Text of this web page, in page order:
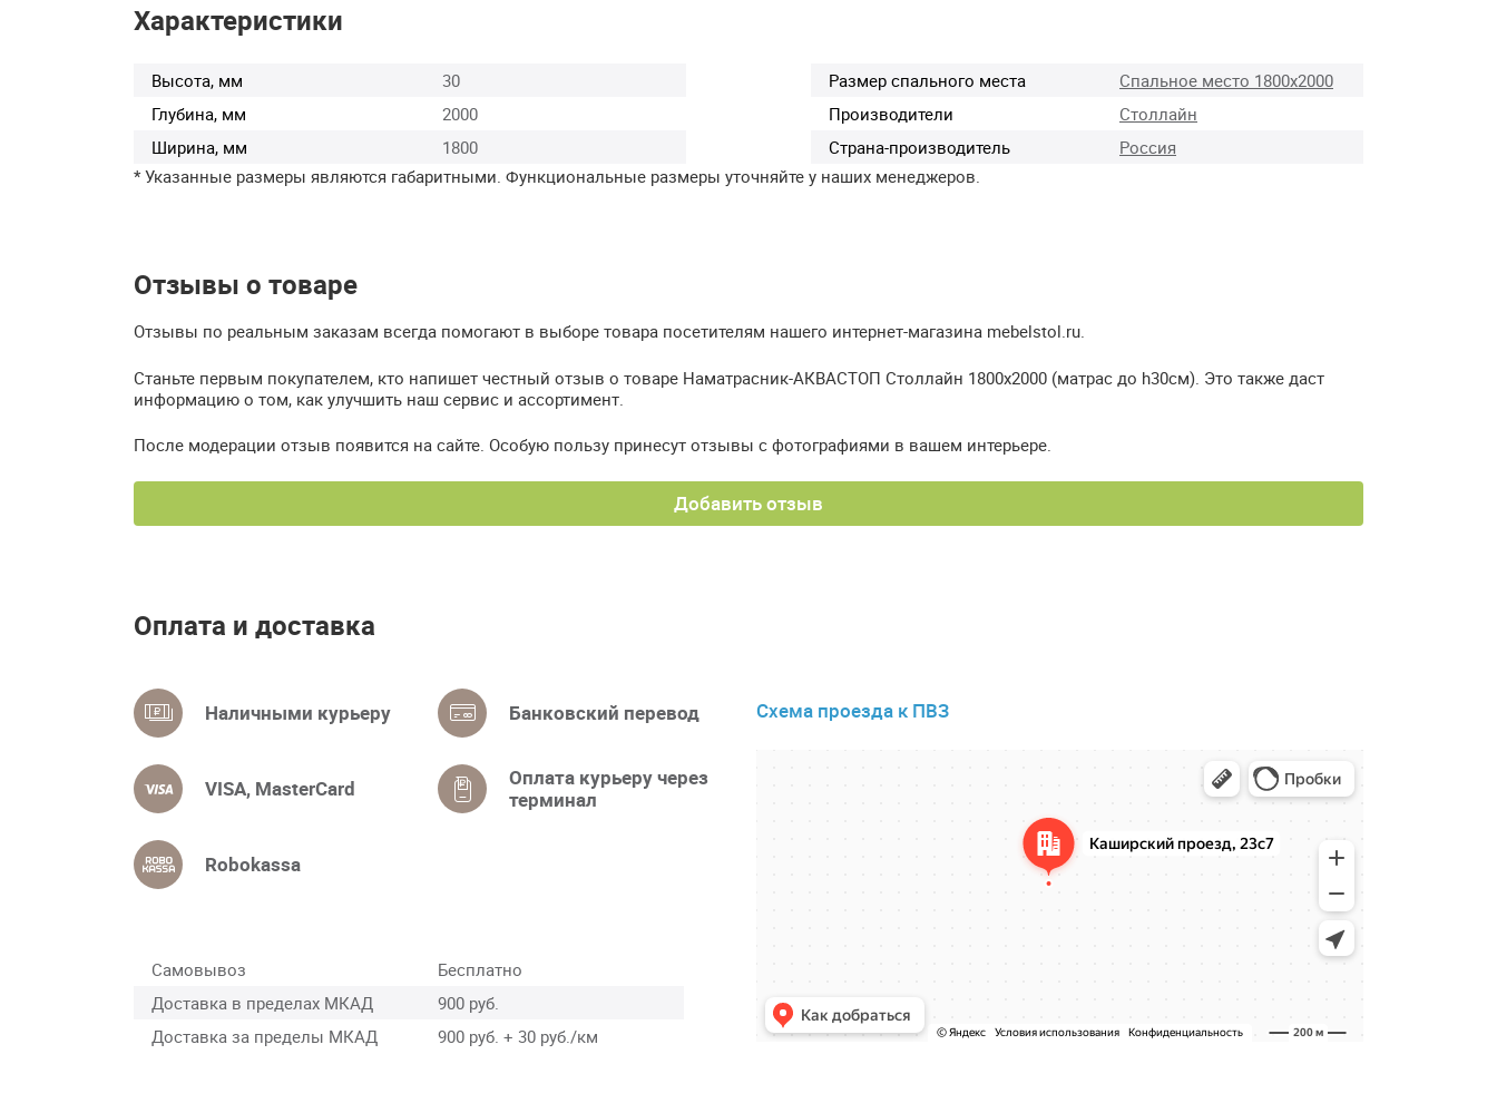
Характеристики
Высота, мм
30
Глубина, мм
2000
Ширина, мм
1800
Размер спального места
Спальное место 1800х2000
Производители
Столлайн
Страна-производитель
Россия
* Указанные размеры являются габаритными. Функциональные размеры уточняйте у наших менеджеров.
Отзывы о товаре
Отзывы по реальным заказам всегда помогают в выборе товара посетителям нашего интернет-магазина mebelstol.ru.
Станьте первым покупателем, кто напишет честный отзыв о товаре Наматрасник-АКВАСТОП Столлайн 1800х2000 (матрас до h30см). Это также даст
информацию о том, как улучшить наш сервис и ассортимент.
После модерации отзыв появится на сайте. Особую пользу принесут отзывы с фотографиями в вашем интерьере.
Добавить отзыв
Оплата и доставка
Наличными курьеру Банковский перевод
VISA, MasterCard
Оплата курьеру через
терминал
Robokassa
Самовывоз
Бесплатно
Доставка в пределах МКАД
900 руб.
Доставка за пределы МКАД
900 руб. + 30 руб./км
Схема проезда к ПВЗ